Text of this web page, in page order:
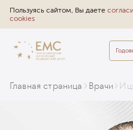
Пользуясь сайтом, Вы даете
cookies
Главная страница Врачи